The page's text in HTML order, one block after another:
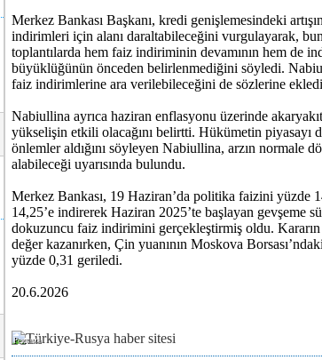
Merkez Bankası Başkanı, kredi genişlemesindeki
indirimleri için alanı daraltabileceğini vurgulayarak,
toplantılarda hem faiz indiriminin devamının hem de
büyüklüğünün önceden belirlenmediğini söyledi.
faiz indirimlerine ara verilebileceğini de sözlerine
Nabiullina ayrıca haziran enflasyonu üzerinde
yükselişin etkili olacağını belirtti. Hükümetin piyasayı
önlemler aldığını söyleyen Nabiullina, arzın normale
alabileceği uyarısında bulundu.
Merkez Bankası, 19 Haziran’da politika faizini yüzde
14,25’e indirerek Haziran 2025’te başlayan gevşeme
dokuzuncu faiz indirimini gerçekleştirmiş oldu. Kararın
değer kazanırken, Çin yuanının Moskova
yüzde 0,31 geriledi.
20.6.2026
Реклама